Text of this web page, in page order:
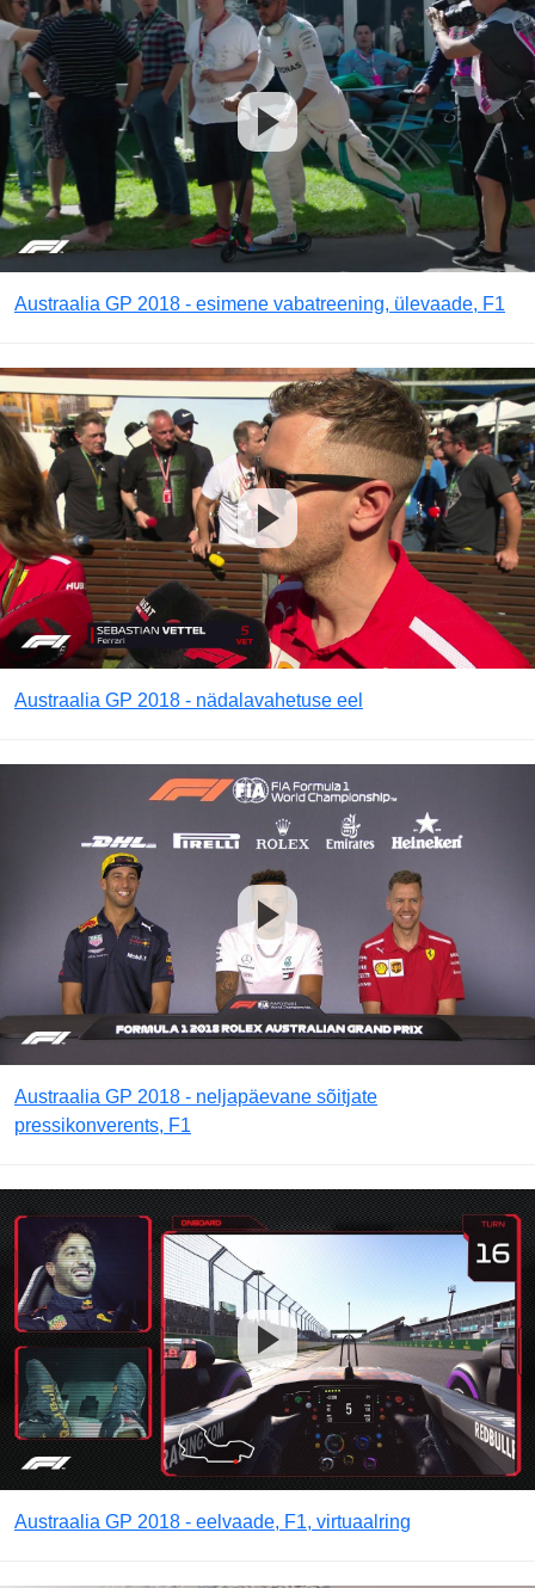
Austraalia GP 2018 - esimene vabatreening, ülevaade, F1
Austraalia GP 2018 - nädalavahetuse eel
Austraalia GP 2018 - neljapäevane sõitjate
pressikonverents, F1
Austraalia GP 2018 - eelvaade, F1, virtuaalring